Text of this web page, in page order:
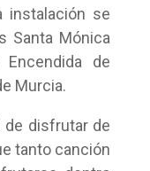
instalación se
Santa Mónica
de
Murcia.
de disfrutar de
tanto canción